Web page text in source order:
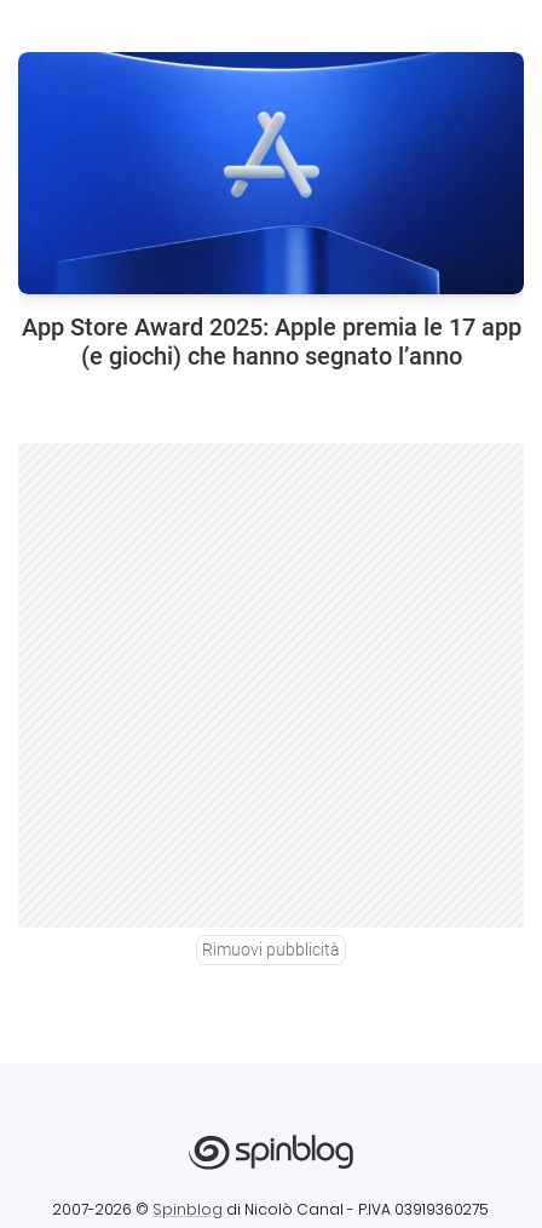
App Store Award 2025: Apple premia le 17 app
(e giochi) che hanno segnato l’anno
Rimuovi pubblicità
2007-2026 © Spinblog di Nicolò Canal - P.IVA 03919360275